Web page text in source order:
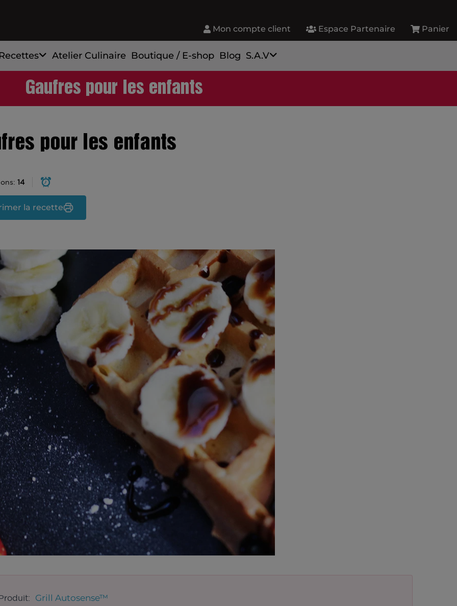
Mon compte client Espace Partenaire Panier
Atelier Culinaire Boutique / E-shop Blog S.A.V
Gaufres pour les enfants
pour les enfants
14
la recette
Grill Autosense™